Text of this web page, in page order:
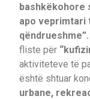
apo veprimtari
qëndrueshme”.
fliste për
aktiviteteve të
është shtuar
urbane,